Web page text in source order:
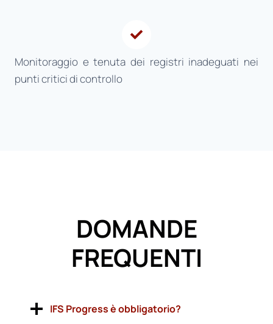
Monitoraggio e tenuta dei registri inadeguati nei
punti critici di controllo
DOMANDE
FREQUENTI
IFS Progress è obbligatorio?